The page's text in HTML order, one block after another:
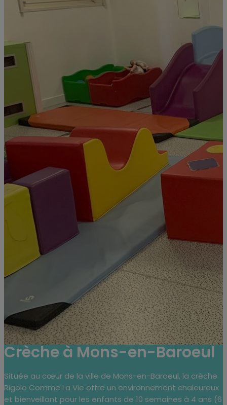
Crèche à Mons-en-Baroeul
Située au cœur de la ville de Mons-en-Baroeul, la crèche
Rigolo Comme La Vie offre un environnement chaleureux
et bienveillant pour les enfants de 10 semaines à 4 ans (6